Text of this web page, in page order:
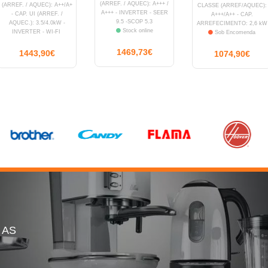
(ARREF. / AQUEC): A++/A+
- CAP. UI (ARREF. /
AQUEC.): 3.5/4.0kW -
INVERTER - WI-FI
1443,90€
(ARREF. / AQUEC): A+++ /
A+++ - INVERTER - SEER
9.5 -SCOP 5.3
Stock online
1469,73€
CLASSE (ARREF/AQUEC):
A+++/A++ - CAP.
ARREFECIMENTO: 2,6 kW
Sob Encomenda
1074,90€